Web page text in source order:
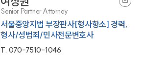
Senior Partner Attorney
서울중앙지법 부장판사[형사항소] 경력,
형사/성범죄/민사전문변호사
T. 070-7510-1046